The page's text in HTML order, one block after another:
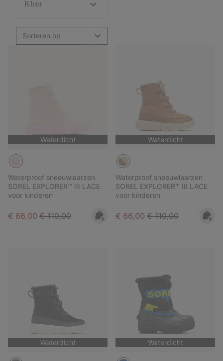
Kleur
Sorteren op
Waterdicht
Waterproof sneeuwlaarzen
SOREL EXPLORER™ III LACE
voor kinderen
Sale price:
€ 66,00 Regular price:
€ 110,00
Waterdicht
Waterproof sneeuwlaarzen
SOREL EXPLORER™ III LACE
voor kinderen
Sale price:
€ 66,00 Regular price:
€ 110,00
Waterdicht Waterdicht